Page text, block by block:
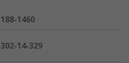
188-1460
302-14-329